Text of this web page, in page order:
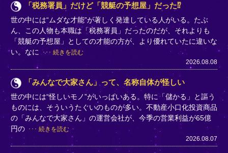
「税務署員」だけど「競艇の予想屋」だった⁉
世の中には“ムダな才能”が著しく発達している人がいる。たぶ
ん、この人物も本職は「税務署員」だったのだが、それよりも
「競艇の予想屋」としての才能の方が、より優れていたに違いな
い。なに
続きを読む
2026.08.08
「みんなで大家さん」って、名称自体が怪しい
世の中には“怪しいモノ”がいっぱいある。特に「儲かる」と謳う
ものには、そういうたぐいのものが多い。不動産小口化投資商品
の「みんなで大家さん」の運営会社が、今季の営業利益が65億
円の
続きを読む
2026.08.07